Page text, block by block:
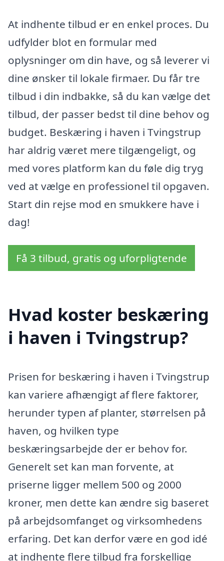
At indhente tilbud er en enkel proces. Du
udfylder blot en formular med
oplysninger om din have, og så leverer vi
dine ønsker til lokale firmaer. Du får tre
tilbud i din indbakke, så du kan vælge det
tilbud, der passer bedst til dine behov og
budget. Beskæring i haven i Tvingstrup
har aldrig været mere tilgængeligt, og
med vores platform kan du føle dig tryg
ved at vælge en professionel til opgaven.
Start din rejse mod en smukkere have i
dag!
Få 3 tilbud, gratis og uforpligtende
Hvad koster beskæring
i haven i Tvingstrup?
Prisen for beskæring i haven i Tvingstrup
kan variere afhængigt af flere faktorer,
herunder typen af planter, størrelsen på
haven, og hvilken type
beskæringsarbejde der er behov for.
Generelt set kan man forvente, at
priserne ligger mellem 500 og 2000
kroner, men dette kan ændre sig baseret
på arbejdsomfanget og virksomhedens
erfaring. Det kan derfor være en god idé
at indhente flere tilbud fra forskellige